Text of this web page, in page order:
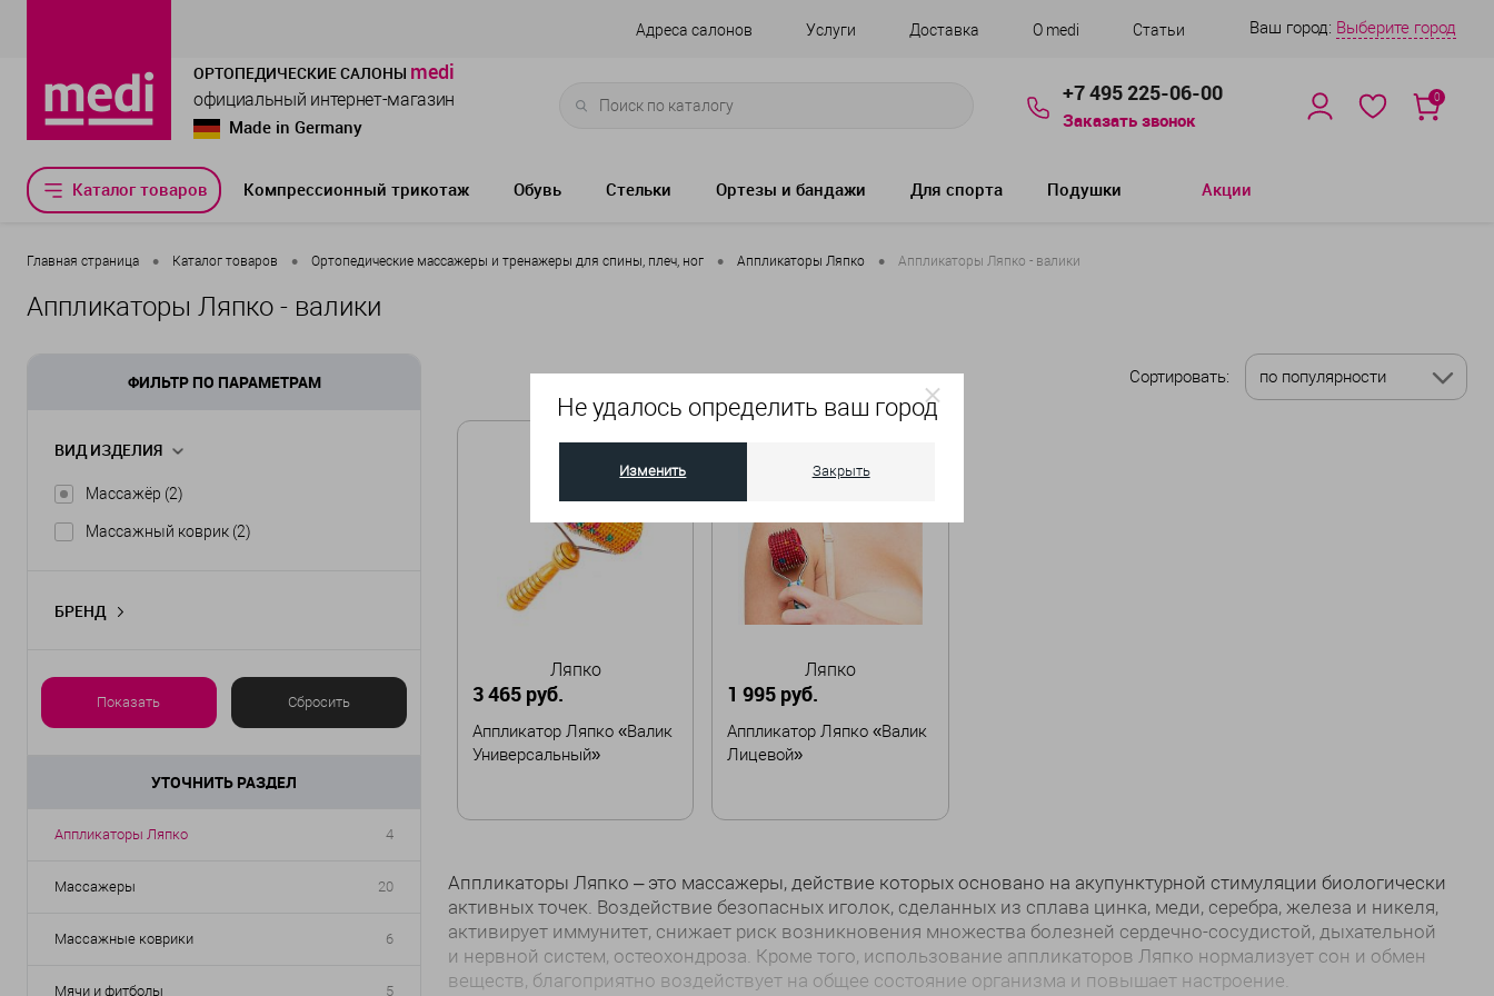
Не удалось определить ваш город
Изменить Закрыть
Адреса салонов Услуги Доставка О medi Статьи Ваш город: Выберите город
ОРТОПЕДИЧЕСКИЕ САЛОНЫ medi
официальный интернет-магазин
Made in Germany
+7 495 225-06-00
Заказать звонок
0
Каталог товаров Компрессионный трикотаж Обувь Стельки Ортезы и бандажи Для спорта Подушки Акции
Главная страница • Каталог товаров • Ортопедические массажеры и тренажеры для спины, плеч, ног • Аппликаторы Ляпко • Аппликаторы Ляпко - валики
Аппликаторы Ляпко - валики
ФИЛЬТР ПО ПАРАМЕТРАМ
ВИД ИЗДЕЛИЯ
Массажёр (2)
Массажный коврик (2)
БРЕНД
Показать Сбросить
УТОЧНИТЬ РАЗДЕЛ
Аппликаторы Ляпко 4
Массажеры 20
Массажные коврики 6
Мячи и фитболы 5
Сортировать: по популярности
Ляпко
3 465 руб.
Аппликатор Ляпко «Валик
Универсальный»
Ляпко
1 995 руб.
Аппликатор Ляпко «Валик
Лицевой»
Аппликаторы Ляпко – это массажеры, действие которых основано на акупунктурной стимуляции биологически
активных точек. Воздействие безопасных иголок, сделанных из сплава цинка, меди, серебра, железа и никеля,
активирует иммунитет, снижает риск возникновения множества болезней сердечно-сосудистой, дыхательной
и нервной систем, остеохондроза. Кроме того, использование аппликаторов Ляпко нормализует сон и обмен
веществ, благоприятно воздействует на общее состояние организма и повышает настроение.